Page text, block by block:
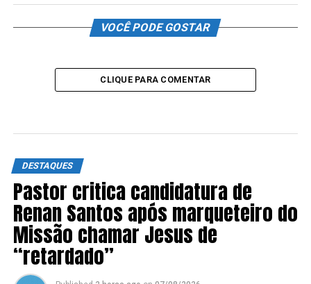
VOCÊ PODE GOSTAR
CLIQUE PARA COMENTAR
DESTAQUES
Pastor critica candidatura de
Renan Santos após marqueteiro do
Missão chamar Jesus de
“retardado”